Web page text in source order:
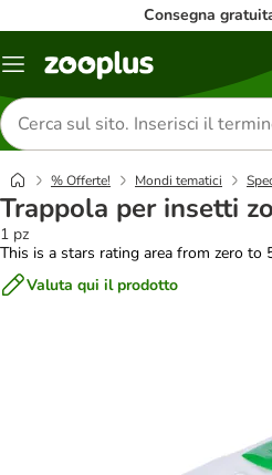
Consegna
Overview
Cerca
prodotti
% Offerte! Mondi tematici
Trappola per insetti
1 pz
This is a stars rating area from zero to
Valuta qui il prodotto